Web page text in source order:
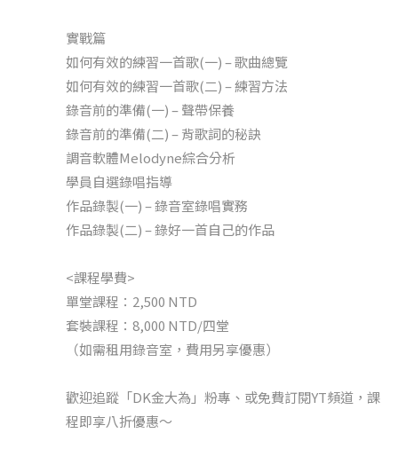
實戰篇
如何有效的練習一首歌(一) – 歌曲總覽
如何有效的練習一首歌(二) – 練習方法
錄音前的準備(一) – 聲帶保養
錄音前的準備(二) – 背歌詞的秘訣
調音軟體Melodyne綜合分析
學員自選錄唱指導
作品錄製(一) – 錄音室錄唱實務
作品錄製(二) – 錄好一首自己的作品
<課程學費>
單堂課程：2,500 NTD
套裝課程：8,000 NTD/四堂
（如需租用錄音室，費用另享優惠）
歡迎追蹤「DK金大為」粉專、或免費訂閱YT頻道，課
程即享八折優惠～